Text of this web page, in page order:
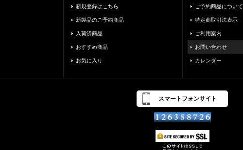
新規登録はこちら
新製品のご予約商品
入荷済商品
おすすめ商品
お気に入り
ご予約商品について
特定商取引法表示
ご利用案内
お問い合わせ
カレンダー
スマートフォンサイト